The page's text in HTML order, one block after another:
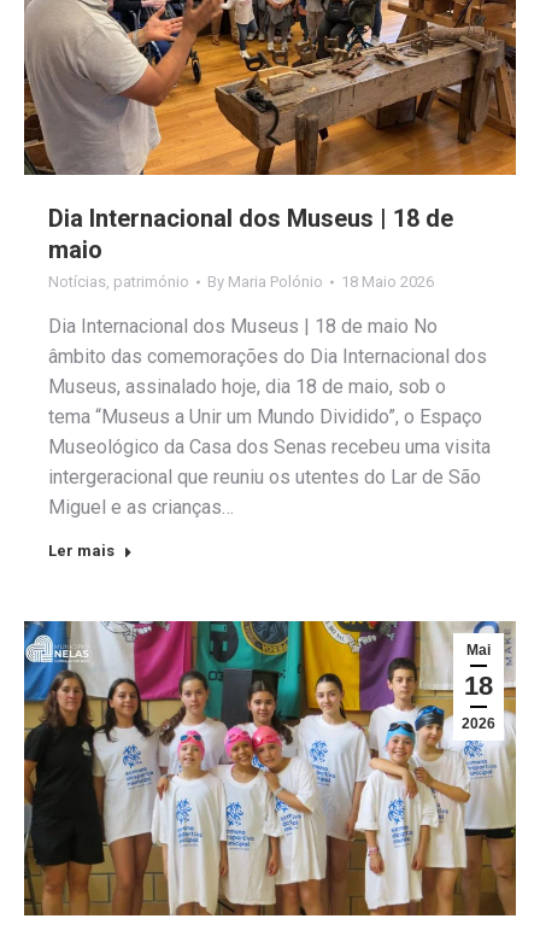
Dia Internacional dos Museus | 18 de
maio
Notícias património By Maria Polónio 18 Maio 2026
Dia Internacional dos Museus | 18 de maio No
âmbito das comemorações do Dia Internacional dos
Museus, assinalado hoje, dia 18 de maio, sob o
tema “Museus a Unir um Mundo Dividido”, o Espaço
Museológico da Casa dos Senas recebeu uma visita
intergeracional que reuniu os utentes do Lar de São
Miguel e as crianças…
Ler mais
Mai
18
2026